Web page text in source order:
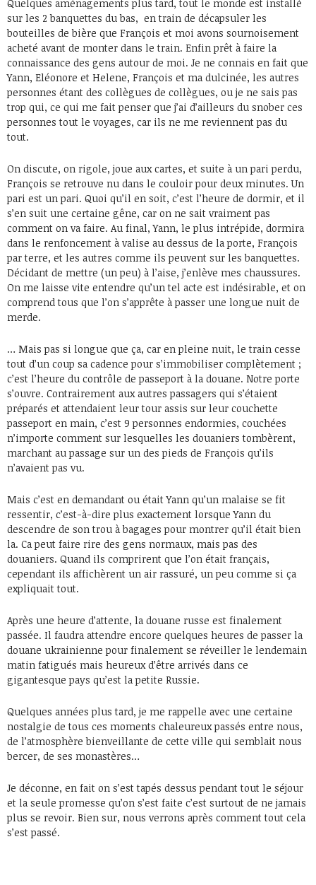
Quelques aménagements plus tard, tout le monde est installé
sur les 2 banquettes du bas, en train de décapsuler les
bouteilles de bière que François et moi avons sournoisement
acheté avant de monter dans le train. Enfin prêt à faire la
connaissance des gens autour de moi. Je ne connais en fait que
Yann, Eléonore et Helene, François et ma dulcinée, les autres
personnes étant des collègues de collègues, ou je ne sais pas
trop qui, ce qui me fait penser que j’ai d’ailleurs du snober ces
personnes tout le voyages, car ils ne me reviennent pas du
tout.
On discute, on rigole, joue aux cartes, et suite à un pari perdu,
François se retrouve nu dans le couloir pour deux minutes. Un
pari est un pari. Quoi qu’il en soit, c’est l’heure de dormir, et il
s’en suit une certaine gêne, car on ne sait vraiment pas
comment on va faire. Au final, Yann, le plus intrépide, dormira
dans le renfoncement à valise au dessus de la porte, François
par terre, et les autres comme ils peuvent sur les banquettes.
Décidant de mettre (un peu) à l’aise, j’enlève mes chaussures.
On me laisse vite entendre qu’un tel acte est indésirable, et on
comprend tous que l’on s’apprête à passer une longue nuit de
merde.
… Mais pas si longue que ça, car en pleine nuit, le train cesse
tout d’un coup sa cadence pour s’immobiliser complètement ;
c’est l’heure du contrôle de passeport à la douane. Notre porte
s’ouvre. Contrairement aux autres passagers qui s’étaient
préparés et attendaient leur tour assis sur leur couchette
passeport en main, c’est 9 personnes endormies, couchées
n’importe comment sur lesquelles les douaniers tombèrent,
marchant au passage sur un des pieds de François qu’ils
n’avaient pas vu.
Mais c’est en demandant ou était Yann qu’un malaise se fit
ressentir, c’est-à-dire plus exactement lorsque Yann du
descendre de son trou à bagages pour montrer qu’il était bien
la. Ca peut faire rire des gens normaux, mais pas des
douaniers. Quand ils comprirent que l’on était français,
cependant ils affichèrent un air rassuré, un peu comme si ça
expliquait tout.
Après une heure d’attente, la douane russe est finalement
passée. Il faudra attendre encore quelques heures de passer la
douane ukrainienne pour finalement se réveiller le lendemain
matin fatigués mais heureux d’être arrivés dans ce
gigantesque pays qu’est la petite Russie.
Quelques années plus tard, je me rappelle avec une certaine
nostalgie de tous ces moments chaleureux passés entre nous,
de l’atmosphère bienveillante de cette ville qui semblait nous
bercer, de ses monastères…
Je déconne, en fait on s’est tapés dessus pendant tout le séjour
et la seule promesse qu’on s’est faite c’est surtout de ne jamais
plus se revoir. Bien sur, nous verrons après comment tout cela
s’est passé.